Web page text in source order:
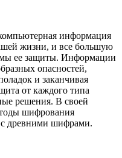
информация
жизни, и все большую
ее защиты. Информации
опасностей,
и заканчивая
от каждого типа
решения. В своей
шифрования
с древними шифрами.